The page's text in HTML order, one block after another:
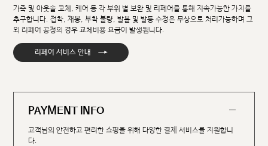
가죽 및 아웃솔 교체, 케어 등 각 부위 별 보완 및 리페어를 통해 지속가능한 가치를
추구합니다. 접착, 재봉, 부착 불량, 발볼 및 발등 수정은 무상으로 처리가능하며 그
외 리페어 공정의 경우 교체비용 요금이 발생됩니다.
리페어 서비스 안내 →
PAYMENT INFO
고객님의 안전하고 편리한 쇼핑을 위해 다양한 결제 서비스를 지원합니
다.